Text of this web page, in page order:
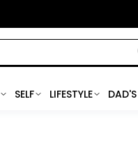
SELF LIFESTYLE